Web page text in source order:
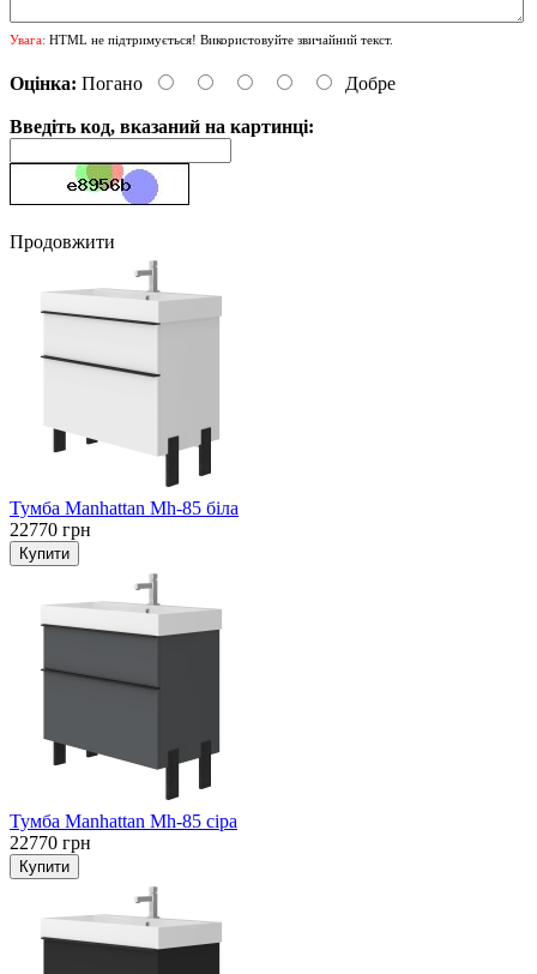
Увага: HTML не підтримується! Використовуйте звичайний текст.
Оцінка: Погано Добре
Введіть код, вказаний на картинці:
Продовжити
Тумба Manhattan Mh-85 біла
22770 грн
Тумба Manhattan Mh-85 сіра
22770 грн